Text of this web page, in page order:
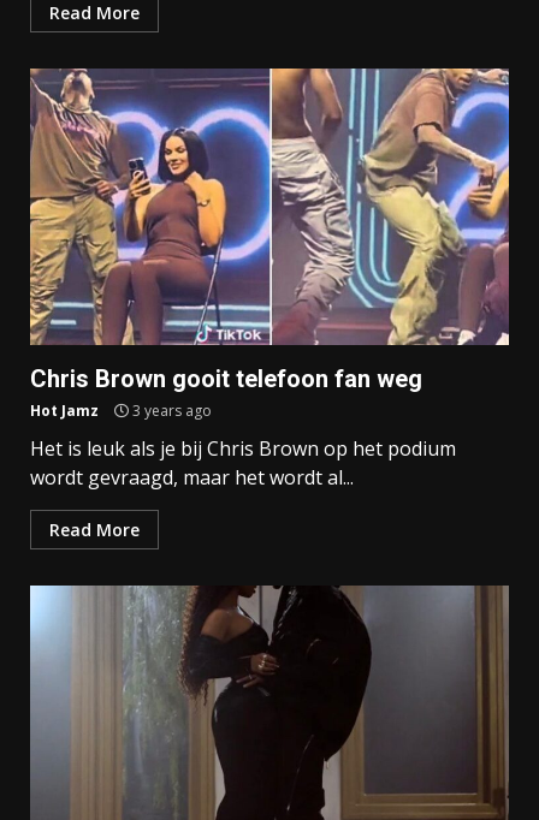
Read More
Chris Brown gooit telefoon fan weg
Hot Jamz 3 years ago
Het is leuk als je bij Chris Brown op het podium
wordt gevraagd, maar het wordt al...
Read More